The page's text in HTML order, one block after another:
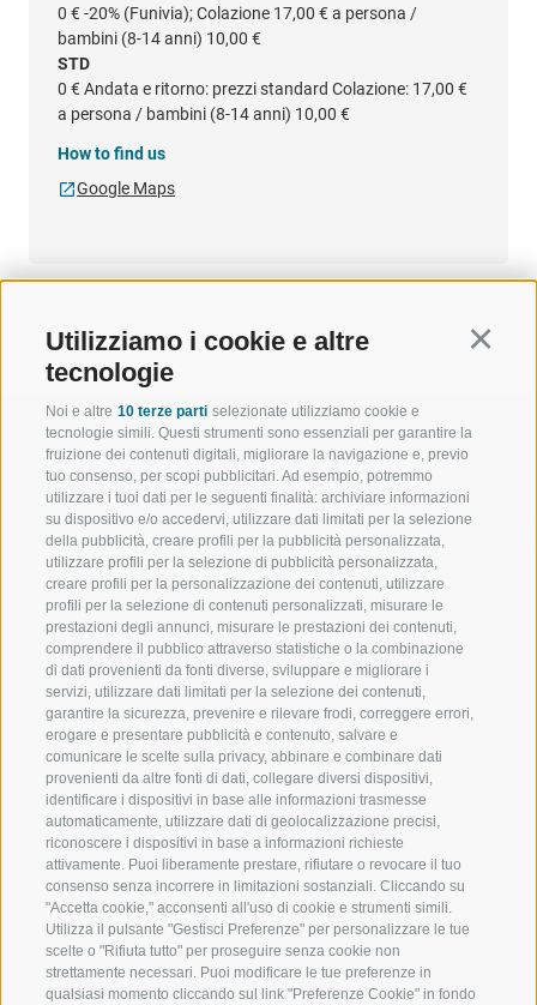
Utilizziamo i cookie e altre
tecnologie
Noi e altre 10 terze parti selezionate utilizziamo cookie e
tecnologie simili. Questi strumenti sono essenziali per garantire la
fruizione dei contenuti digitali, migliorare la navigazione e, previo
tuo consenso, per scopi pubblicitari. Ad esempio, potremmo
utilizzare i tuoi dati per le seguenti finalità: archiviare informazioni
su dispositivo e/o accedervi, utilizzare dati limitati per la selezione
della pubblicità, creare profili per la pubblicità personalizzata,
utilizzare profili per la selezione di pubblicità personalizzata,
creare profili per la personalizzazione dei contenuti, utilizzare
profili per la selezione di contenuti personalizzati, misurare le
prestazioni degli annunci, misurare le prestazioni dei contenuti,
comprendere il pubblico attraverso statistiche o la combinazione
di dati provenienti da fonti diverse, sviluppare e migliorare i
servizi, utilizzare dati limitati per la selezione dei contenuti,
garantire la sicurezza, prevenire e rilevare frodi, correggere errori,
erogare e presentare pubblicità e contenuto, salvare e
comunicare le scelte sulla privacy, abbinare e combinare dati
provenienti da altre fonti di dati, collegare diversi dispositivi,
identificare i dispositivi in base alle informazioni trasmesse
automaticamente, utilizzare dati di geolocalizzazione precisi,
riconoscere i dispositivi in base a informazioni richieste
attivamente. Puoi liberamente prestare, rifiutare o revocare il tuo
consenso senza incorrere in limitazioni sostanziali. Cliccando su
"Accetta cookie," acconsenti all'uso di cookie e strumenti simili.
Utilizza il pulsante "Gestisci Preferenze" per personalizzare le tue
scelte o "Rifiuta tutto" per proseguire senza cookie non
strettamente necessari. Puoi modificare le tue preferenze in
qualsiasi momento cliccando sul link "Preferenze Cookie" in fondo
0 € -20% (Funivia); Colazione 17,00 € a persona /
bambini (8-14 anni) 10,00 €
STD
0 € Andata e ritorno: prezzi standard Colazione: 17,00 €
a persona / bambini (8-14 anni) 10,00 €
How to find us
Google Maps
BENVENUTI NELLA REGIONE
TURISTICA DI RACINES
VAL GIOVO
VAL RACINES
VAL RIDANNA
IMPIANTI DI RISALITA
SCUOLA DI SCI RACINES
LUISL'S SKI SCHOOL A RACINES
SPORT E
MOMENTI
SCIARE
ESCURSIONI
ALTA
BIKE
FONDO
ACQUA DA